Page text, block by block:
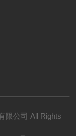
限公司 All Rights